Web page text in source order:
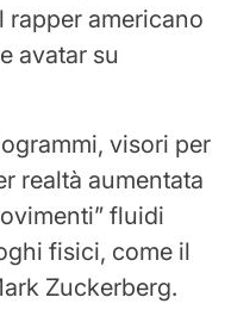
americano
avatar su
visori per
realtà aumentata
fluidi
fisici, come il
Zuckerberg.